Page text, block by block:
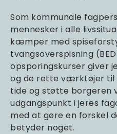
Som kommunale
mennesker i alle
kæmper med
tvangsoverspisning
opsporingskurser giver
og de rette værktøjer til
tide og støtte borgeren
udgangspunkt i jeres
med at gøre en forskel
betyder noget.